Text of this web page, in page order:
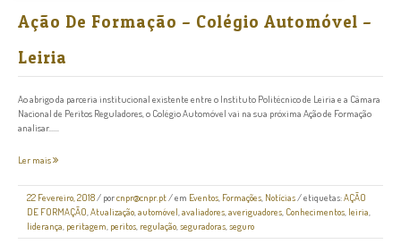
Ação De Formação – Colégio Automóvel –
Leiria
Ao abrigo da parceria institucional existente entre o Instituto Politécnico de Leiria e a Câmara
Nacional de Peritos Reguladores, o Colégio Automóvel vai na sua próxima Ação de Formação
analisar......
Ler mais
22 Fevereiro, 2018/ porcnpr@cnpr.pt/ em Eventos, Formações, Notícias/ etiquetas:AÇÃO
DE FORMAÇÃO,Atualização,automóvel,avaliadores,averiguadores, Conhecimentos, leiria,
liderança, peritagem, peritos, regulação,seguradoras,seguro